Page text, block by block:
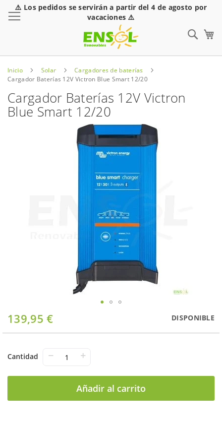
⚠️ Los pedidos se servirán a partir del 4 de agosto por
vacaciones ⚠️
Inicio Solar
Cargadores de baterías
Cargador Baterías 12V Victron Blue Smart 12/20
Cargador Baterías 12V Victron
Blue Smart 12/20
139,95 € DISPONIBLE
Cantidad − +
Añadir al carrito
Saltar
al
comienzo
la